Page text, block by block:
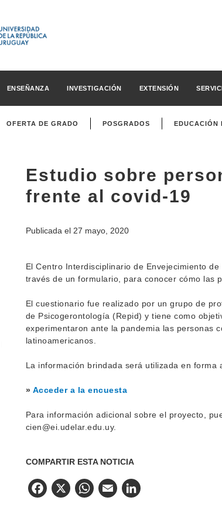
ENSEÑANZA INVESTIGACIÓN EXTENSIÓN
OFERTA DE GRADO POSGRADOS EDUCACIÓN
Estudio sobre
frente al covid-19
Publicada el 27 mayo, 2020
El Centro Interdisciplinario de Envejecimiento
través de un formulario, para conocer cómo las
El cuestionario fue realizado por un grupo de
de Psicogerontología (Repid) y tiene como
experimentaron ante la pandemia las personas
latinoamericanos.
La información brindada será utilizada en forma
» Acceder a la encuesta
Para información adicional sobre el proyecto,
cien@ei.udelar.edu.uy.
COMPARTIR ESTA NOTICIA
Facebook
X WhatsApp
Email